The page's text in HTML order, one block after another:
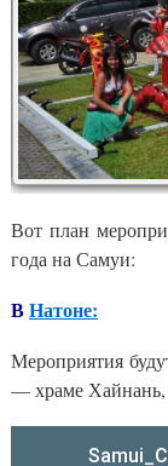
Вот план
года на Самуи:
ВНатоне:
Мероприятия
— храме Хайнань,